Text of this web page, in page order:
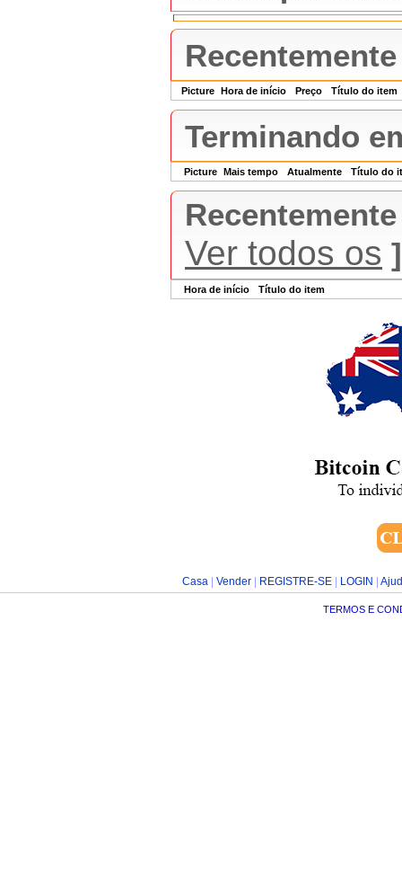
Picture Hora de início Preço Título do item
Terminando
Picture Mais tempo Atualmente Título do
Ver todos os ]
Hora de início Título do item
Casa| Vender| REGISTRE-SE| LOGIN
TERMOS E